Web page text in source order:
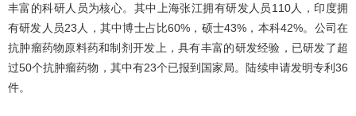
丰富的科研人员为核心。其中上海张江拥有研发人员110人，印度拥
有研发人员23人，其中博士占比60%，硕士43%，本科42%。公司在
抗肿瘤药物原料药和制剂开发上，具有丰富的研发经验，已研发了超
过50个抗肿瘤药物，其中有23个已报到国家局。陆续申请发明专利36
件。